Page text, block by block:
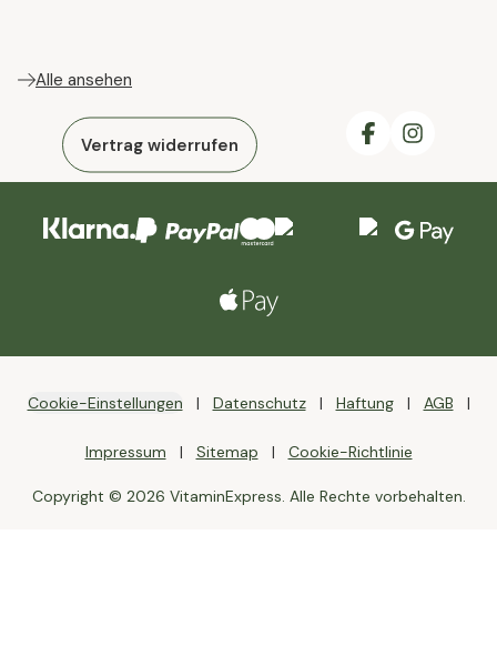
Alle ansehen
Vertrag widerrufen
Cookie-Einstellungen Datenschutz Haftung AGB
Impressum Sitemap Cookie-Richtlinie
Copyright © 2026 VitaminExpress. Alle Rechte vorbehalten.